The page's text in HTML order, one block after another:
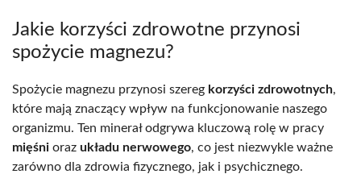
Jakie korzyści zdrowotne przynosi
spożycie magnezu?
Spożycie magnezu przynosi szereg korzyści zdrowotnych,
które mają znaczący wpływ na funkcjonowanie naszego
organizmu. Ten minerał odgrywa kluczową rolę w pracy
mięśni oraz układu nerwowego, co jest niezwykle ważne
zarówno dla zdrowia fizycznego, jak i psychicznego.